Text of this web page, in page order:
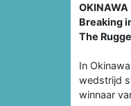
Breaking
The
In
wedstrijd
winnaar